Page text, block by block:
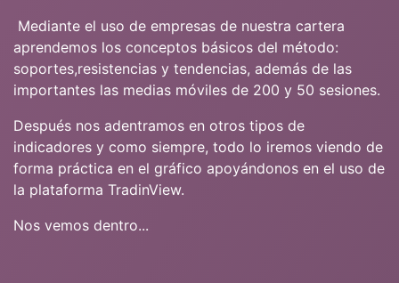
Mediante el uso de empresas de nuestra cartera
aprendemos los conceptos básicos del método:
soportes,resistencias y tendencias, además de las
importantes las medias móviles de 200 y 50 sesiones.
Después nos adentramos en otros tipos de
indicadores y como siempre, todo lo iremos vie​ndo de
forma práctica en el gráfico apoyándonos en el uso de
la plataforma TradinView.
Nos vemos dentro...